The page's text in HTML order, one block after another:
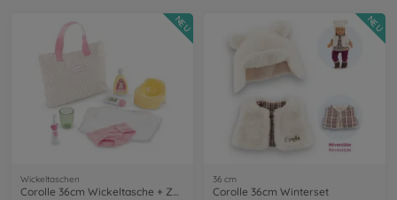
Wickeltaschen
Corolle 36cm Wickeltasche + Zubehör
NEU
36 cm
Corolle 36cm Winterset
NEU